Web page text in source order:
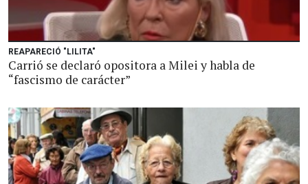
REAPARECIÓ "LILITA"
Carrió se declaró opositora a Milei y habla de
“fascismo de carácter”